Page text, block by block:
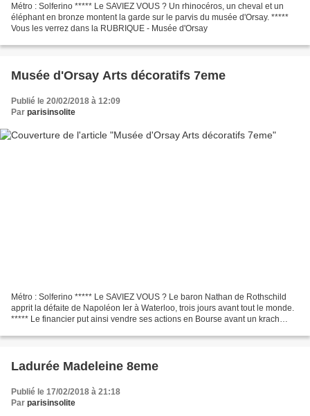
Métro : Solferino ***** Le SAVIEZ VOUS ? Un rhinocéros, un cheval et un
éléphant en bronze montent la garde sur le parvis du musée d'Orsay. *****
Vous les verrez dans la RUBRIQUE - Musée d'Orsay
Musée d'Orsay Arts décoratifs 7eme
Publié le 20/02/2018 à 12:09
Par parisinsolite
Métro : Solferino ***** Le SAVIEZ VOUS ? Le baron Nathan de Rothschild
apprit la défaite de Napoléon Ier à Waterloo, trois jours avant tout le monde.
***** Le financier put ainsi vendre ses actions en Bourse avant un krach
Ladurée Madeleine 8eme
Publié le 17/02/2018 à 21:18
Par parisinsolite